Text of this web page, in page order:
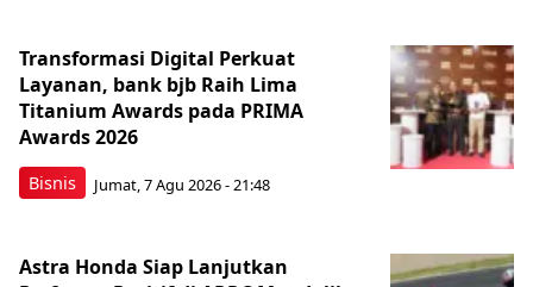
Bisnis
Transformasi Digital Perkuat
Layanan, bank bjb Raih Lima
Titanium Awards pada PRIMA
Awards 2026
Jumat, 7 Agu 2026 - 21:48
Astra Honda Siap Lanjutkan